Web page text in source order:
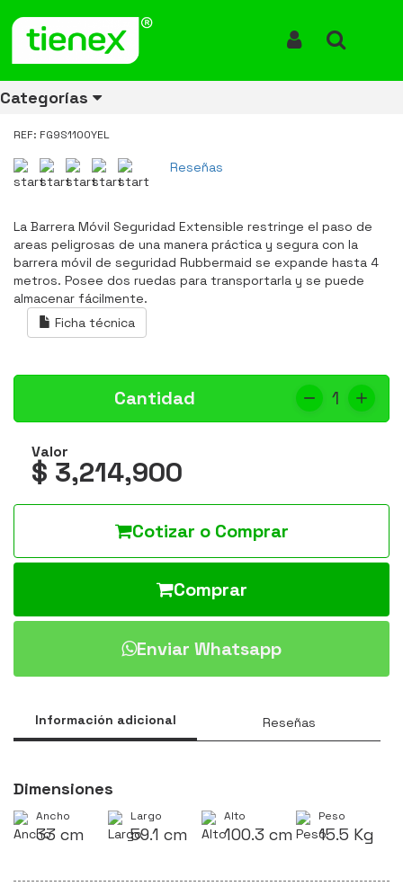
Categorías
Barrera Móvil Seguridad Extensible Amarilla FG9S1100YEL
Barrera Móvil Seguridad
Extensible Amarilla
FG9S1100YEL
REF: FG9S1100YEL
Reseñas
La Barrera Móvil Seguridad Extensible restringe el paso de
areas peligrosas de una manera práctica y segura con la
barrera móvil de seguridad Rubbermaid se expande hasta 4
metros. Posee dos ruedas para transportarla y se puede
almacenar fácilmente.
Ficha técnica
Cantidad 1
Valor
$ 3,214,900
Cotizar o Comprar
Comprar
Enviar Whatsapp
Información adicional Reseñas
Dimensiones
Ancho
33 cm
Largo
59.1 cm
Alto
100.3 cm
Peso
15.5 Kg
Ver todos
ENERGÍA
Ver todos
CANECAS
DE
RECICLAJE
Ver todos
RUBBERMAID
Ver todos
EQUIPOS
DE
LIMPIEZA
Ver todos
MANEJO
DE
MATERIALES
Ver todos
AIRE
LIBRE
Ver todos
ACCESORIOS
PARA
BAÑOS